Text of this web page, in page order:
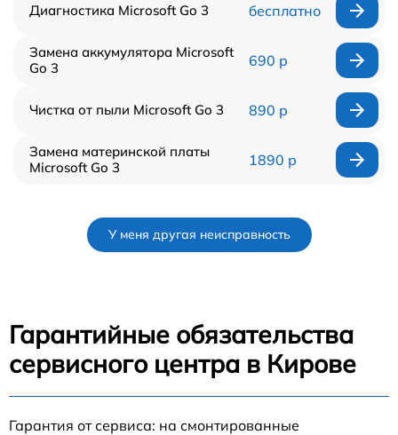
Диагностика Microsoft Go 3 бесплатно
Замена аккумулятора Microsoft
Go 3
690 р
Чистка от пыли Microsoft Go 3 890 р
Замена материнской платы
Microsoft Go 3
1890 р
У меня другая неисправность
Гарантийные обязательства
сервисного центра в Кирове
Гарантия от сервиса: на смонтированные